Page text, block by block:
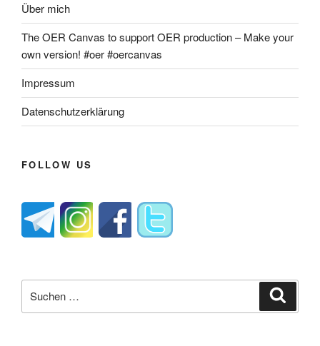
Über mich
The OER Canvas to support OER production – Make your
own version! #oer #oercanvas
Impressum
Datenschutzerklärung
FOLLOW US
nach: